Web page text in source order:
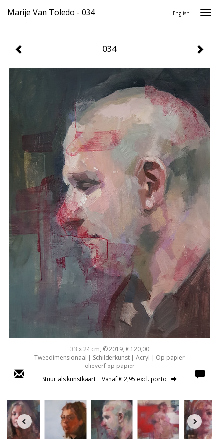
Marije Van Toledo - 034 English
034
33 x 24 cm, © 2019, € 120,00
Tweedimensionaal | Schilderkunst | Acryl | Op papier
olieverf op papier
Stuur als kunstkaart Vanaf € 2,95 excl. porto